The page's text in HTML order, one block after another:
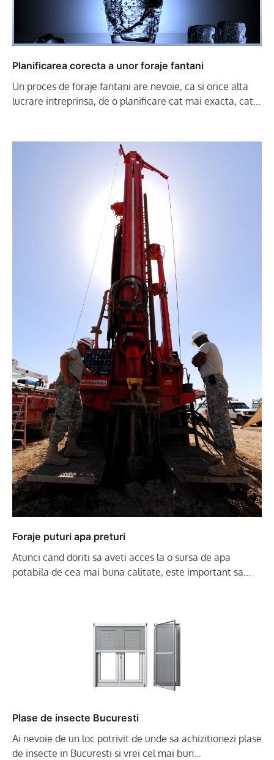
Planificarea corecta a unor foraje fantani
Un proces de foraje fantani are nevoie, ca si orice alta
lucrare intreprinsa, de o planificare cat mai exacta, cat…
Foraje puturi apa preturi
Atunci cand doriti sa aveti acces la o sursa de apa
potabila de cea mai buna calitate, este important sa…
Plase de insecte Bucuresti
Ai nevoie de un loc potrivit de unde sa achizitionezi plase
de insecte in Bucuresti si vrei cel mai bun…